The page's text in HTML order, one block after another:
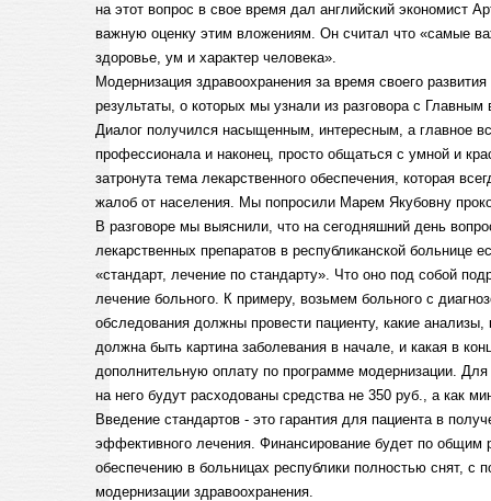
на этот вопрос в свое время дал английский экономист
важную оценку этим вложениям. Он считал что «самые
здоровье, ум и характер человека».
Модернизация здравоохранения за время своего
результаты, о которых мы узнали из разговора с
Диалог получился насыщенным, интересным, а главное
профессионала и наконец, просто общаться с умной и
затронута тема лекарственного обеспечения, которая
жалоб от населения. Мы попросили Марем Якубовну
В разговоре мы выяснили, что на сегодняшний день
лекарственных препаратов в республиканской больнице
«стандарт, лечение по стандарту». Что оно под собой
лечение больного. К примеру, возьмем больного с
обследования должны провести пациенту, какие
должна быть картина заболевания в начале, и какая в
дополнительную оплату по программе модернизации. Для
на него будут расходованы средства не 350 руб., а как
Введение стандартов - это гарантия для пациента в
эффективного лечения. Финансирование будет по общим
обеспечению в больницах республики полностью снят, с
модернизации здравоохранения.